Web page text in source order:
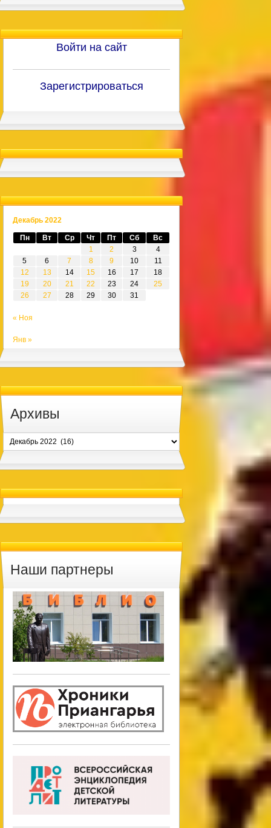
Войти на сайт
Зарегистрироваться
Декабрь 2022
Пн Вт Ср Чт Пт Сб
Вс
1
2 3
4
5
6 7 8 9 10
11
12
13 14 15 16 17
18
19
20 21 22 23 24
25
26
27 28 29 30 31
« Ноя
Янв »
Архивы
Архивы
Наши партнеры